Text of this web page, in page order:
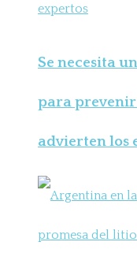
Se necesita
para
advierten los